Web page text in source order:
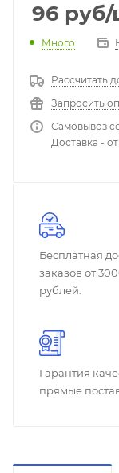
96 руб/
Много
Рассчитать
Запросить
Самовывоз
Доставка -
Бесплатная
заказов от
рублей.
Гарантия
прямые